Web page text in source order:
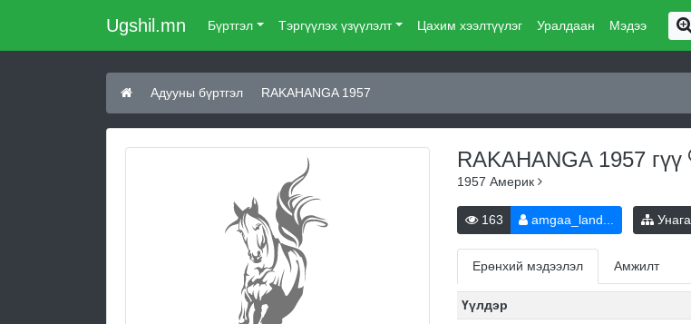
Ugshil.mn Бүртгэл Тэргүүлэх үзүүлэлт Цахим хээлтүүлэг Уралдаан Мэдээ
Адууны бүртгэл RAKAHANGA 1957
RAKAHANGA 1957 гүү
1957 Америк
163 amgaa_land... Унага
Ерөнхий мэдээлэл Амжилт
Үүлдэр